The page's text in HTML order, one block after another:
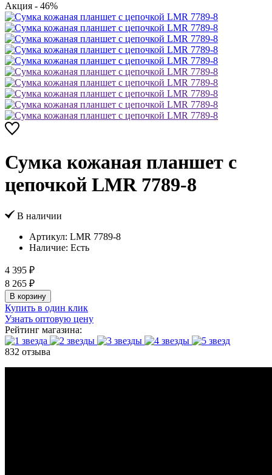
Акция - 46%
Сумка кожаная планшет с
цепочкой LMR 7789-8
В наличии
Артикул: LMR 7789-8
Наличие: Есть
4 395 ₽
8 265 ₽
В корзину
Купить в один клик
Узнать оптовую цену
Рейтинг магазина:
832 отзыва